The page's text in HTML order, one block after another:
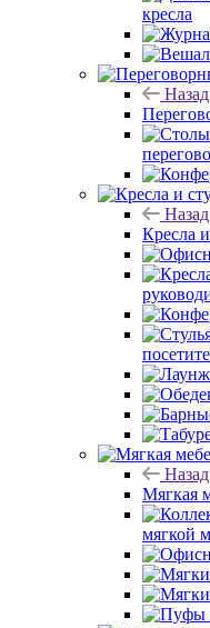
кресла
Назад
Назад
Кресла
Назад
Мягкая
мягкой